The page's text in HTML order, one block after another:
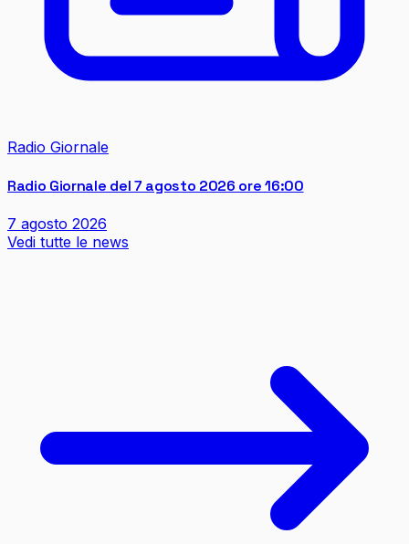
Radio Giornale
Radio Giornale del 7 agosto 2026 ore 16:00
7 agosto 2026
Vedi tutte le news